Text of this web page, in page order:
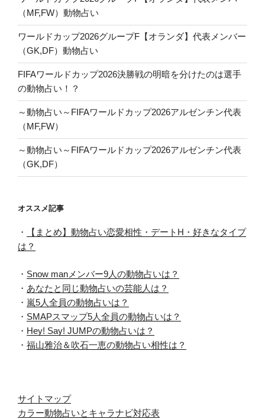
（MF,FW）動物占い
ワールドカップ2026グループF【オランダ】代表メンバー
（GK,DF）動物占い
FIFAワールドカップ2026決勝戦の明暗を分けたのは選手
の動物占い！？
～動物占い～FIFAワールドカップ2026アルゼンチン代表
（MF,FW）
～動物占い～FIFAワールドカップ2026アルゼンチン代表
（GK,DF）
オススメ記事
・
【まとめ】動物占い恋愛相性・デートH・好きなタイプ
は？
・ Snow manメンバー9人の動物占いは？
・ あなたと同じ動物占いの芸能人は？
・ 嵐5人全員の動物占いは？
・ SMAPスマップ5人全員の動物占いは？
・ Hey! Say! JUMPの動物占いは？
・ 福山雅治＆吹石一恵の動物占い相性は？
サイトマップ
カラー動物占いとキャラナビ対応表